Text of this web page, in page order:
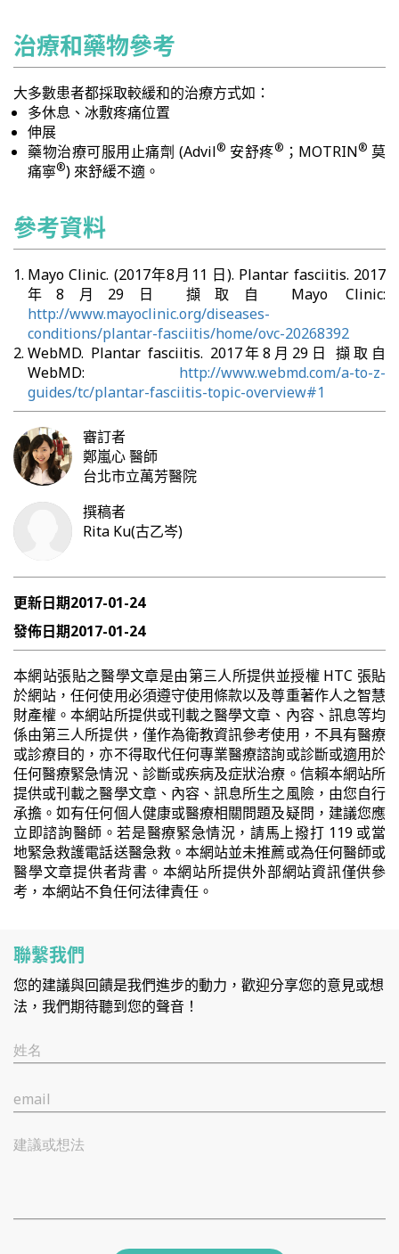
治療和藥物參考
大多數患者都採取較緩和的治療方式如：
多休息、冰敷疼痛位置
伸展
藥物治療可服用止痛劑 (Advil® 安舒疼® ；MOTRIN® 莫
痛寧®) 來舒緩不適。
參考資料
Mayo Clinic. (2017年8月11 日). Plantar fasciitis. 2017
年8月29日 擷取自 Mayo Clinic:
http://www.mayoclinic.org/diseases-
conditions/plantar-fasciitis/home/ovc-20268392
WebMD. Plantar fasciitis. 2017年8月29日 擷取自
WebMD: http://www.webmd.com/a-to-z-
guides/tc/plantar-fasciitis-topic-overview#1
審訂者
鄭嵐心醫師
台北市立萬芳醫院
撰稿者
Rita Ku(古乙岑)
更新日期2017-01-24
發佈日期2017-01-24
本網站張貼之醫學文章是由第三人所提供並授權 HTC 張貼
於網站，任何使用必須遵守使用條款以及尊重著作人之智慧
財產權。本網站所提供或刊載之醫學文章、內容、訊息等均
係由第三人所提供，僅作為衛教資訊參考使用，不具有醫療
或診療目的，亦不得取代任何專業醫療諮詢或診斷或適用於
任何醫療緊急情況、診斷或疾病及症狀治療。信賴本網站所
提供或刊載之醫學文章、內容、訊息所生之風險，由您自行
承擔。如有任何個人健康或醫療相關問題及疑問，建議您應
立即諮詢醫師。若是醫療緊急情況，請馬上撥打 119 或當
地緊急救護電話送醫急救。本網站並未推薦或為任何醫師或
醫學文章提供者背書。本網站所提供外部網站資訊僅供參
考，本網站不負任何法律責任。
聯繫我們
您的建議與回饋是我們進步的動力，歡迎分享您的意見或想
法，我們期待聽到您的聲音！
姓名
email
建議或想法